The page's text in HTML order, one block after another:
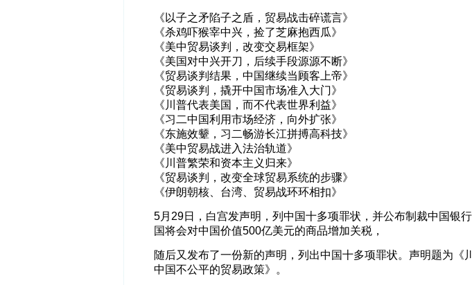
《以子之矛陷子之盾，贸易战击碎谎言》
《杀鸡吓猴宰中兴，捡了芝麻抱西瓜》
《美中贸易谈判，改变交易框架》
《美国对中兴开刀，后续手段源源不断》
《贸易谈判结果，中国继续当顾客上帝》
《贸易谈判，撬开中国市场准入大门》
《川普代表美国，而不代表世界利益》
《习二中国利用市场经济，向外扩张》
《东施效颦，习二畅游长江拼搏高科技》
《美中贸易战进入法治轨道》
《川普繁荣和资本主义归来》
《贸易谈判，改变全球贸易系统的步骤》
《伊朗朝核、台湾、贸易战环环相扣》
5月29日，白宫发声明，列中国十多项罪状，并公布制裁中国银
国将会对中国价值500亿美元的商品增加关税，
随后又发布了一份新的声明，列出中国十多项罪状。声明题为《
中国不公平的贸易政策》。